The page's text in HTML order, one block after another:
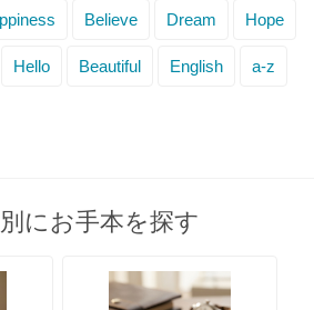
Believe Dream Hope
Hello Beautiful English a-z
にお手本を探す